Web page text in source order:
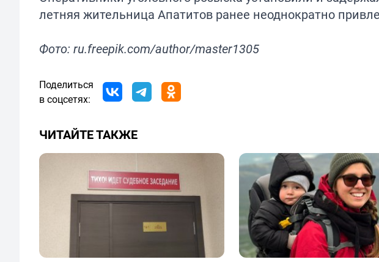
летняя жительница Апатитов ранее неоднократно
Фото: ru.freepik.com/author/master1305
Поделиться
в соцсетях:
ЧИТАЙТЕ ТАКЖЕ